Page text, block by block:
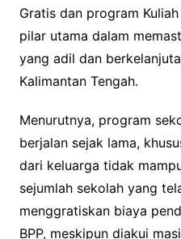
Gratis dan program
pilar utama dalam
yang adil dan
Kalimantan Tengah.
Menurutnya, program
berjalan sejak lama,
dari keluarga tidak
sejumlah sekolah yang
menggratiskan biaya
BPP, meskipun diakui